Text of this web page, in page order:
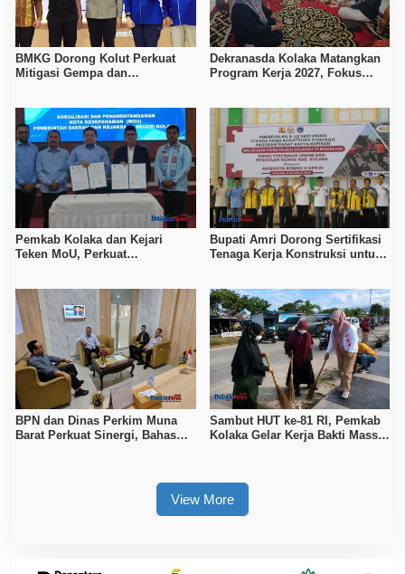
BMKG Dorong Kolut Perkuat
Mitigasi Gempa dan
Dekranasda Kolaka Matangkan
Program Kerja 2027, Fokus
Pemkab Kolaka dan Kejari
Teken MoU, Perkuat
Bupati Amri Dorong Sertifikasi
Tenaga Kerja Konstruksi untuk
BPN dan Dinas Perkim Muna
Barat Perkuat Sinergi, Bahas
Sambut HUT ke-81 RI, Pemkab
Kolaka Gelar Kerja Bakti Massal
View More